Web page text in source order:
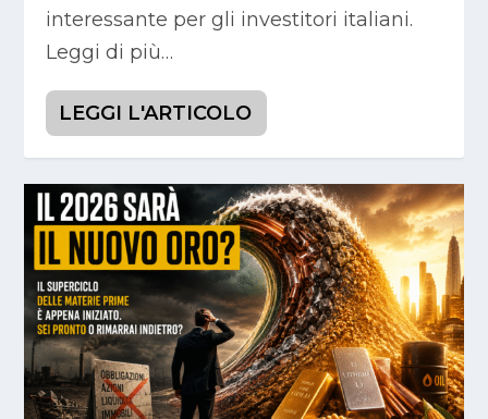
interessante per gli investitori italiani.
Leggi di più…
LEGGI L'ARTICOLO